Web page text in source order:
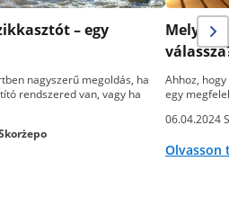
– egy
nagyszerű megoldás, ha
rendszered van, vagy ha
Melyik
válassza?
Ahhoz, hogy
egy megfelelő
06.04.2024
Olvasson